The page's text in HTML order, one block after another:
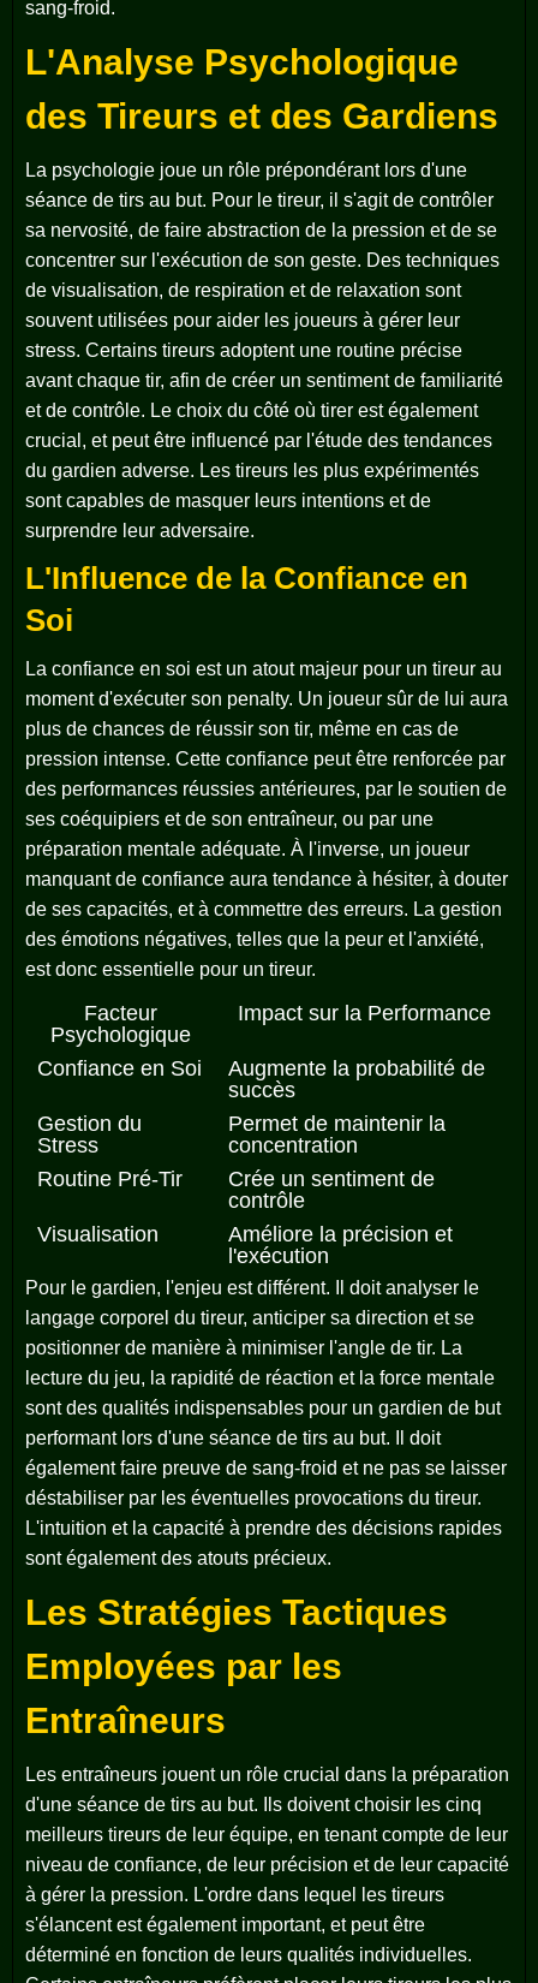
sang-froid.
L'Analyse Psychologique
des Tireurs et des Gardiens
La psychologie joue un rôle prépondérant lors d'une
séance de tirs au but. Pour le tireur, il s'agit de contrôler
sa nervosité, de faire abstraction de la pression et de se
concentrer sur l'exécution de son geste. Des techniques
de visualisation, de respiration et de relaxation sont
souvent utilisées pour aider les joueurs à gérer leur
stress. Certains tireurs adoptent une routine précise
avant chaque tir, afin de créer un sentiment de familiarité
et de contrôle. Le choix du côté où tirer est également
crucial, et peut être influencé par l'étude des tendances
du gardien adverse. Les tireurs les plus expérimentés
sont capables de masquer leurs intentions et de
surprendre leur adversaire.
L'Influence de la Confiance en
Soi
La confiance en soi est un atout majeur pour un tireur au
moment d'exécuter son penalty. Un joueur sûr de lui aura
plus de chances de réussir son tir, même en cas de
pression intense. Cette confiance peut être renforcée par
des performances réussies antérieures, par le soutien de
ses coéquipiers et de son entraîneur, ou par une
préparation mentale adéquate. À l'inverse, un joueur
manquant de confiance aura tendance à hésiter, à douter
de ses capacités, et à commettre des erreurs. La gestion
des émotions négatives, telles que la peur et l'anxiété,
est donc essentielle pour un tireur.
Facteur
Psychologique
Impact sur la Performance
Confiance en Soi
Augmente la probabilité de
succès
Gestion du
Stress
Permet de maintenir la
concentration
Routine Pré-Tir
Crée un sentiment de
contrôle
Visualisation
Améliore la précision et
l'exécution
Pour le gardien, l'enjeu est différent. Il doit analyser le
langage corporel du tireur, anticiper sa direction et se
positionner de manière à minimiser l'angle de tir. La
lecture du jeu, la rapidité de réaction et la force mentale
sont des qualités indispensables pour un gardien de but
performant lors d'une séance de tirs au but. Il doit
également faire preuve de sang-froid et ne pas se laisser
déstabiliser par les éventuelles provocations du tireur.
L'intuition et la capacité à prendre des décisions rapides
sont également des atouts précieux.
Les Stratégies Tactiques
Employées par les
Entraîneurs
Les entraîneurs jouent un rôle crucial dans la préparation
d'une séance de tirs au but. Ils doivent choisir les cinq
meilleurs tireurs de leur équipe, en tenant compte de leur
niveau de confiance, de leur précision et de leur capacité
à gérer la pression. L'ordre dans lequel les tireurs
s'élancent est également important, et peut être
déterminé en fonction de leurs qualités individuelles.